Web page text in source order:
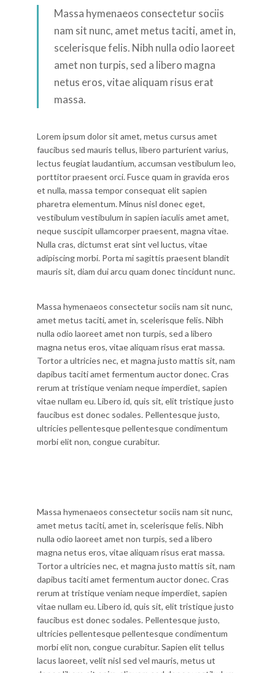
Massa hymenaeos consectetur sociis
nam sit nunc, amet metus taciti, amet in,
scelerisque felis. Nibh nulla odio laoreet
amet non turpis, sed a libero magna
netus eros, vitae aliquam risus erat
massa.
Lorem ipsum dolor sit amet, metus cursus amet
faucibus sed mauris tellus, libero parturient varius,
lectus feugiat laudantium, accumsan vestibulum leo,
porttitor praesent orci. Fusce quam in gravida eros
et nulla, massa tempor consequat elit sapien
pharetra elementum. Minus nisl donec eget,
vestibulum vestibulum in sapien iaculis amet amet,
neque suscipit ullamcorper praesent, magna vitae.
Nulla cras, dictumst erat sint vel luctus, vitae
adipiscing morbi. Porta mi sagittis praesent blandit
mauris sit, diam dui arcu quam donec tincidunt nunc.
Massa hymenaeos consectetur sociis nam sit nunc,
amet metus taciti, amet in, scelerisque felis. Nibh
nulla odio laoreet amet non turpis, sed a libero
magna netus eros, vitae aliquam risus erat massa.
Tortor a ultricies nec, et magna justo mattis sit, nam
dapibus taciti amet fermentum auctor donec. Cras
rerum at tristique veniam neque imperdiet, sapien
vitae nullam eu. Libero id, quis sit, elit tristique justo
faucibus est donec sodales. Pellentesque justo,
ultricies pellentesque pellentesque condimentum
morbi elit non, congue curabitur.
Massa hymenaeos consectetur sociis nam sit nunc,
amet metus taciti, amet in, scelerisque felis. Nibh
nulla odio laoreet amet non turpis, sed a libero
magna netus eros, vitae aliquam risus erat massa.
Tortor a ultricies nec, et magna justo mattis sit, nam
dapibus taciti amet fermentum auctor donec. Cras
rerum at tristique veniam neque imperdiet, sapien
vitae nullam eu. Libero id, quis sit, elit tristique justo
faucibus est donec sodales. Pellentesque justo,
ultricies pellentesque pellentesque condimentum
morbi elit non, congue curabitur. Sapien elit tellus
lacus laoreet, velit nisl sed vel mauris, metus ut